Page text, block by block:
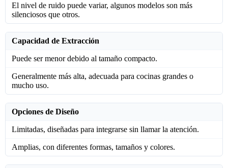
El nivel de ruido puede variar, algunos modelos son más
silenciosos que otros.
Capacidad de Extracción
Puede ser menor debido al tamaño compacto.
Generalmente más alta, adecuada para cocinas grandes o
mucho uso.
Opciones de Diseño
Limitadas, diseñadas para integrarse sin llamar la atención.
Amplias, con diferentes formas, tamaños y colores.